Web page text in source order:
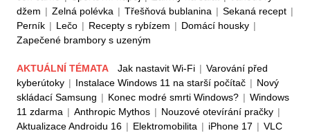
džem | Zelná polévka | Třešňová bublanina | Sekaná recept |
Perník | Lečo | Recepty s rybízem | Domácí housky |
Zapečené brambory s uzeným
AKTUÁLNÍ TÉMATA Jak nastavit Wi-Fi | Varování před
kyberútoky | Instalace Windows 11 na starší počítač | Nový
skládací Samsung | Konec modré smrti Windows? | Windows
11 zdarma | Anthropic Mythos | Nouzové otevírání pračky |
Aktualizace Androidu 16 | Elektromobilita | iPhone 17 | VLC